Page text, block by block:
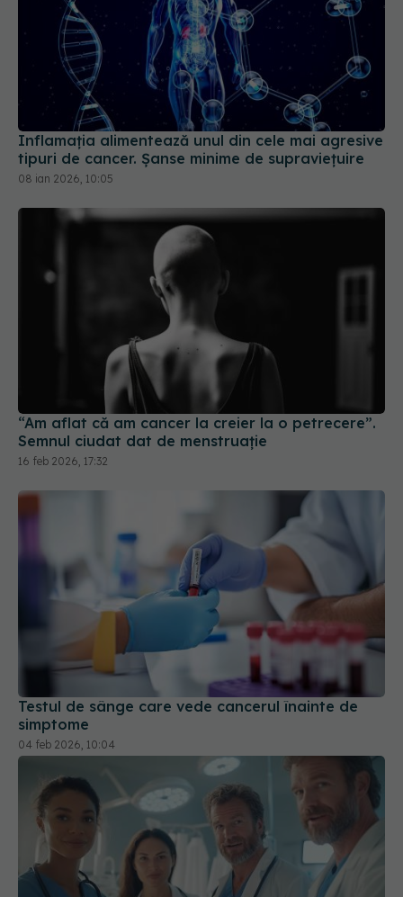
Inflamația alimentează unul din cele mai agresive
tipuri de cancer. Șanse minime de supraviețuire
08 ian 2026, 10:05
“Am aflat că am cancer la creier la o petrecere”.
Semnul ciudat dat de menstruație
16 feb 2026, 17:32
Testul de sânge care vede cancerul înainte de
simptome
04 feb 2026, 10:04